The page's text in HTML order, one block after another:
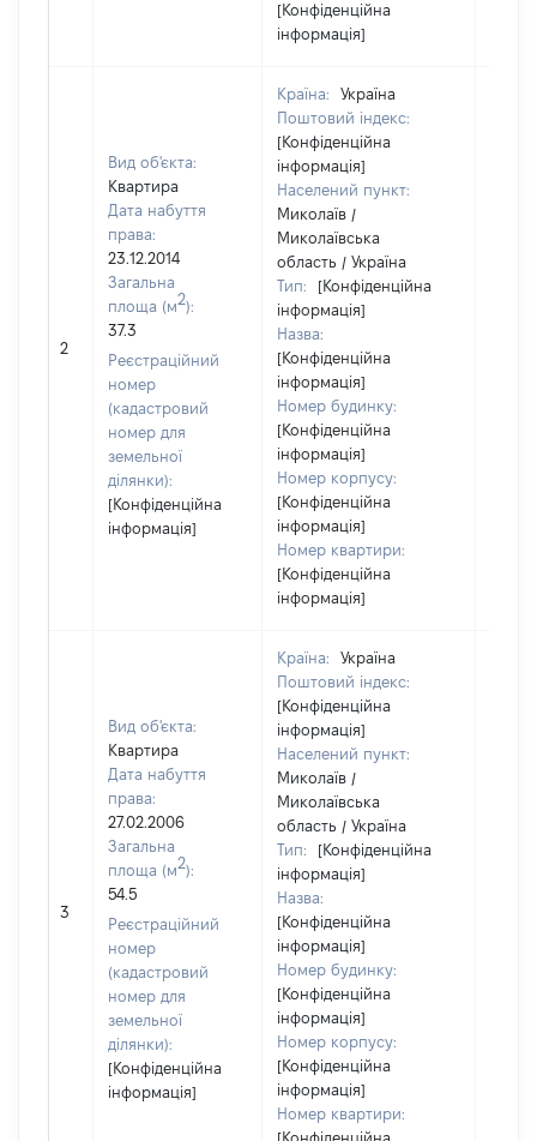
[Конфіденційна
інформація]
2
Вид об'єкта:
Квартира
Дата набуття
права:
23.12.2014
Загальна
площа (м2):
37.3
Реєстраційний
номер
(кадастровий
номер для
земельної
ділянки):
[Конфіденційна
інформація]
Країна:
Україна
Поштовий індекс:
[Конфіденційна
інформація]
Населений пункт:
Миколаїв /
Миколаївська
область / Україна
Тип:
[Конфіденційна
інформація]
Назва:
[Конфіденційна
інформація]
Номер будинку:
[Конфіденційна
інформація]
Номер корпусу:
[Конфіденційна
інформація]
Номер квартири:
[Конфіденційна
інформація]
3
Вид об'єкта:
Квартира
Дата набуття
права:
27.02.2006
Загальна
площа (м2):
54.5
Реєстраційний
номер
(кадастровий
номер для
земельної
ділянки):
[Конфіденційна
інформація]
Країна:
Україна
Поштовий індекс:
[Конфіденційна
інформація]
Населений пункт:
Миколаїв /
Миколаївська
область / Україна
Тип:
[Конфіденційна
інформація]
Назва:
[Конфіденційна
інформація]
Номер будинку:
[Конфіденційна
інформація]
Номер корпусу:
[Конфіденційна
інформація]
Номер квартири:
[Конфіденційна